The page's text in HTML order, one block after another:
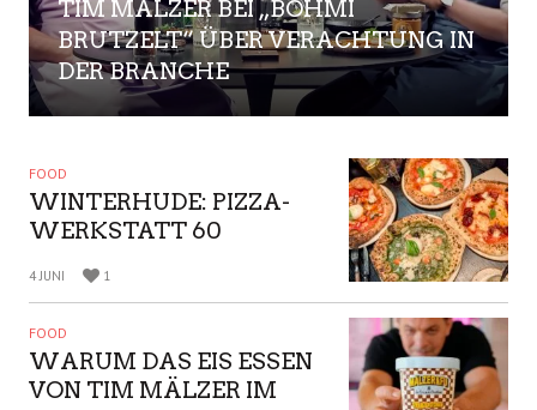
SPIDER-MAN: BRAND NEW DAY –
DURCHHALTEN, DANN WERDEN WIR
BELOHNT
FOOD - HIGHLIGHTS